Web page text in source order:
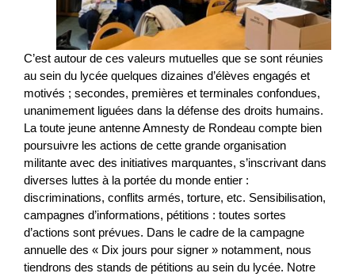
C’est autour de ces valeurs mutuelles que se sont réunies
au sein du lycée quelques dizaines d’élèves engagés et
motivés ; secondes, premières et terminales confondues,
unanimement liguées dans la défense des droits humains.
La toute jeune antenne Amnesty de Rondeau compte bien
poursuivre les actions de cette grande organisation
militante avec des initiatives marquantes, s’inscrivant dans
diverses luttes à la portée du monde entier :
discriminations, conflits armés, torture, etc. Sensibilisation,
campagnes d’informations, pétitions : toutes sortes
d’actions sont prévues. Dans le cadre de la campagne
annuelle des « Dix jours pour signer » notamment, nous
tiendrons des stands de pétitions au sein du lycée. Notre